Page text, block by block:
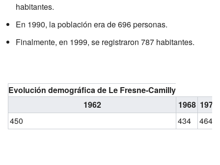
habitantes.
En 1990, la población era de 696 personas.
Finalmente, en 1999, se registraron 787 habitantes.
Evolución demográfica de Le Fresne-Camilly
1962
1968 1975
450
434 464